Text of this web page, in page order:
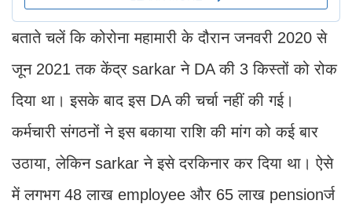
बताते चलें कि कोरोना महामारी के दौरान जनवरी 2020 से
जून 2021 तक केंद्र sarkar ने DA की 3 किस्तों को रोक
दिया था। इसके बाद इस DA की चर्चा नहीं की गई।
कर्मचारी संगठनों ने इस बकाया रा​शि की मांग को कई बार
उठाया, लेकिन sarkar ने इसे दरकिनार कर दिया था। ऐसे
में लगभग 48 लाख employee और 65 लाख pensionर्ज